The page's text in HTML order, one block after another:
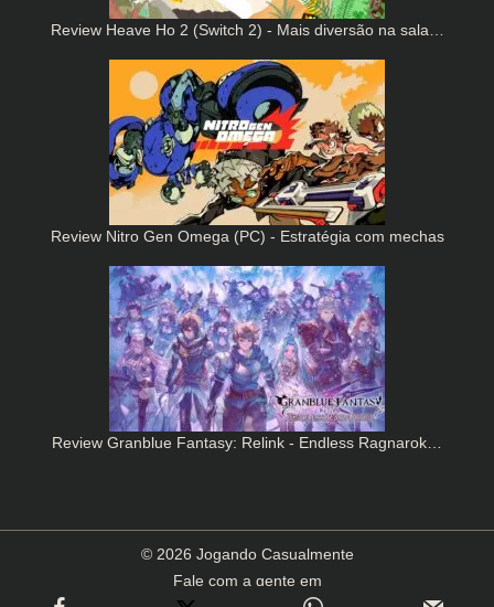
Review Heave Ho 2 (Switch 2) - Mais diversão na sala…
Review Nitro Gen Omega (PC) - Estratégia com mechas
Review Granblue Fantasy: Relink - Endless Ragnarok…
© 2026 Jogando Casualmente
Fale com a gente em